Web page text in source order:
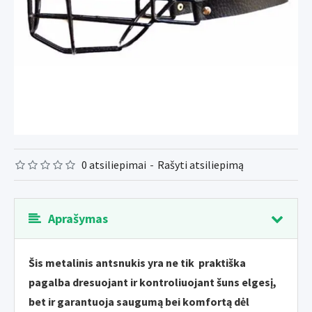
0 atsiliepimai - Rašyti atsiliepimą
Aprašymas
Šis metalinis antsnukis yra ne tik praktiška
pagalba dresuojant ir kontroliuojant šuns elgesį,
bet ir garantuoja saugumą bei komfortą dėl